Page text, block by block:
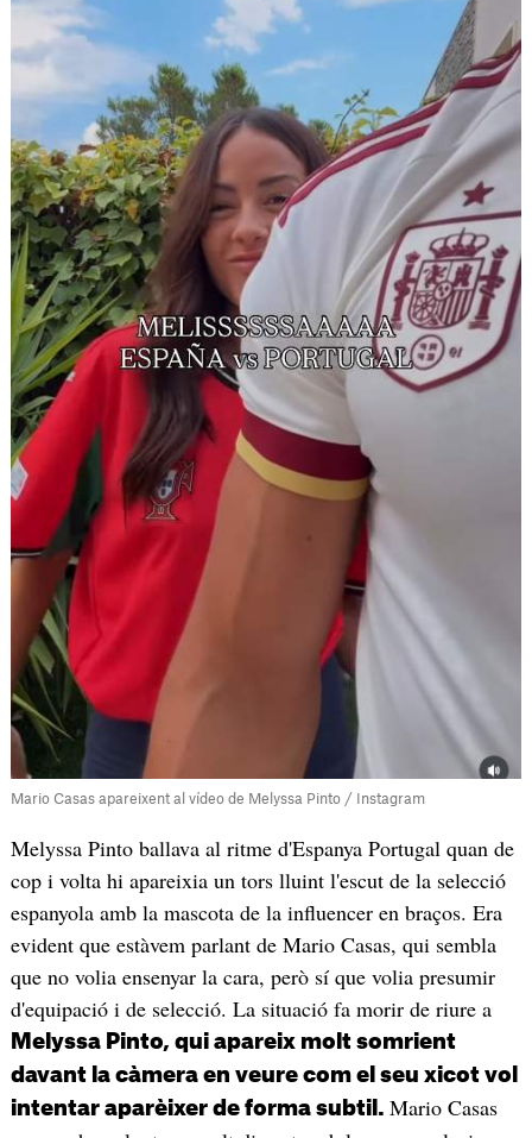
Mario Casas apareixent al vídeo de Melyssa Pinto / Instagram
Melyssa Pinto ballava al ritme d'Espanya Portugal quan de
cop i volta hi apareixia un tors lluint l'escut de la selecció
espanyola amb la mascota de la influencer en braços. Era
evident que estàvem parlant de Mario Casas, qui sembla
que no volia ensenyar la cara, però sí que volia presumir
d'equipació i de selecció. La situació fa morir de riure a
Melyssa Pinto, qui apareix molt somrient
davant la càmera en veure com el seu xicot vol
intentar aparèixer de forma subtil. Mario Casas